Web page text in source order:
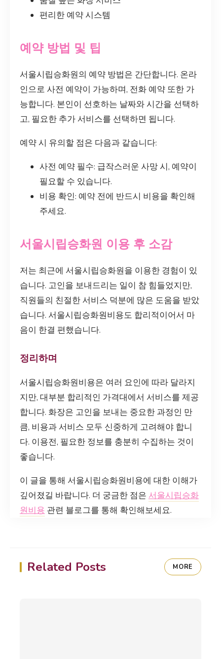
편리한 예약 시스템
예약 방법 및 팁
서울시립승화원의 예약 방법은 간단합니다. 온라
인으로 사전 예약이 가능하며, 전화 예약 또한 가
능합니다. 본인이 선호하는 날짜와 시간을 선택하
고, 필요한 추가 서비스를 선택하면 됩니다.
예약 시 유의할 점은 다음과 같습니다:
사전 예약 필수: 급작스러운 사망 시, 예약이
필요할 수 있습니다.
비용 확인: 예약 전에 반드시 비용을 확인해
주세요.
서울시립승화원 이용 후 소감
저는 최근에 서울시립승화원을 이용한 경험이 있
습니다. 고인을 보내드리는 일이 참 힘들었지만,
직원들의 친절한 서비스 덕분에 많은 도움을 받았
습니다. 서울시립승화원비용도 합리적이어서 마
음이 한결 편했습니다.
정리하며
서울시립승화원비용은 여러 요인에 따라 달라지
지만, 대부분 합리적인 가격대에서 서비스를 제공
합니다. 화장은 고인을 보내는 중요한 과정인 만
큼, 비용과 서비스 모두 신중하게 고려해야 합니
다. 이용전, 필요한 정보를 충분히 수집하는 것이
좋습니다.
이 글을 통해 서울시립승화원비용에 대한 이해가
깊어졌길 바랍니다. 더 궁금한 점은 서울시립승화
원비용 관련 블로그를 통해 확인해보세요.
Related Posts MORE